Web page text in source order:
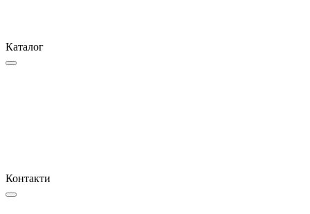
Каталог
Контакти